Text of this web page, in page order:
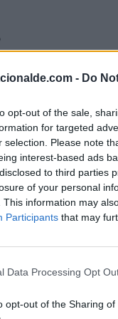
- Do
opt-out of the sale,
for targeted
selection. Please note
interest-based ads
to third parties
of your personal
This information may
Participants that may
Data Processing Opt
opt-out of the Sharing of
Chino